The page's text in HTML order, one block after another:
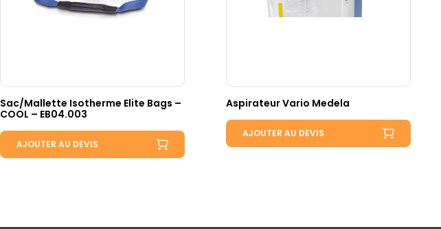
Sac/Mallette Isotherme Elite Bags –
COOL – EB04.003
AJOUTER AU DEVIS
Aspirateur Vario Medela
AJOUTER AU DEVIS